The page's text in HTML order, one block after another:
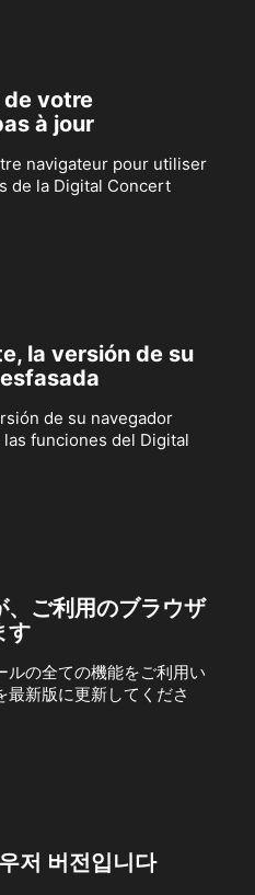
de votre
à jour
navigateur pour utiliser
de la Digital Concert
la versión de su
de su navegador
funciones del Digital
、ご利用のブラウザ
す
ルの全ての機能をご利用い
最新版に更新してくださ
저 버전입니다